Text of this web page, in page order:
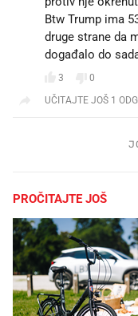
Btw Trump ima
druge strane da
događalo do
3
0
UČITAJTE JOŠ 1
PROČITAJTE JOŠ